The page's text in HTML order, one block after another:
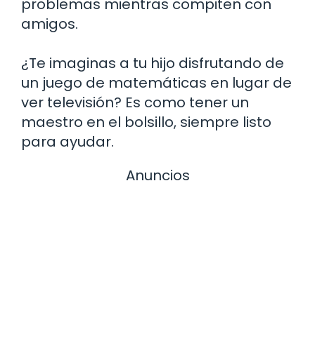
problemas mientras compiten con
amigos.
¿Te imaginas a tu hijo disfrutando de
un juego de matemáticas en lugar de
ver televisión? Es como tener un
maestro en el bolsillo, siempre listo
para ayudar.
Anuncios